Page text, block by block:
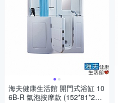
海夫健康生活館 開門式浴缸 10
6B-R 氣泡按摩款 (152*81*208